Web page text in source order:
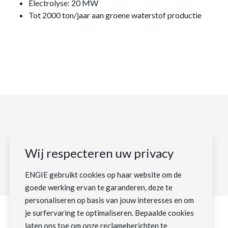
Electrolyse: 20 MW
Tot 2000 ton/jaar aan groene waterstof productie
Meer info
Wij respecteren uw privacy
ENGIE gebruikt cookies op haar website om de
goede werking ervan te garanderen, deze te
personaliseren op basis van jouw interesses en om
je surfervaring te optimaliseren. Bepaalde cookies
laten ons toe om onze reclameberichten te